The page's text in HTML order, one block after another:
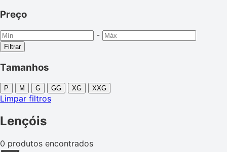
Preço
-
Filtrar
Tamanhos
P M G GG XG XXG
Limpar filtros
Lençóis
0 produtos encontrados